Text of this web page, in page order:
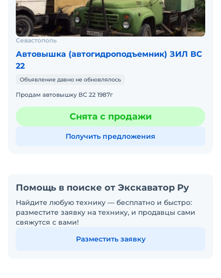
Севастополь
Автовышка (автогидроподъемник) ЗИЛ ВС
22
Объявление давно не обновлялось
Продам автовышку ВС 22 1987г
Снята с продажи
Получить предложения
Помощь в поиске от Экскаватор Ру
Найдите любую технику — бесплатно и быстро:
разместите заявку на технику, и продавцы сами
свяжутся с вами!
Разместить заявку